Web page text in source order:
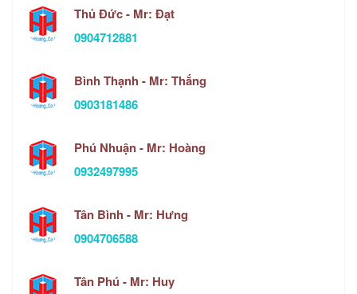
Thủ Đức - Mr: Đạt
0904712881
Bình Thạnh - Mr: Thắng
0903181486
Phú Nhuận - Mr: Hoàng
0932497995
Tân Bình - Mr: Hưng
0904706588
Tân Phú - Mr: Huy